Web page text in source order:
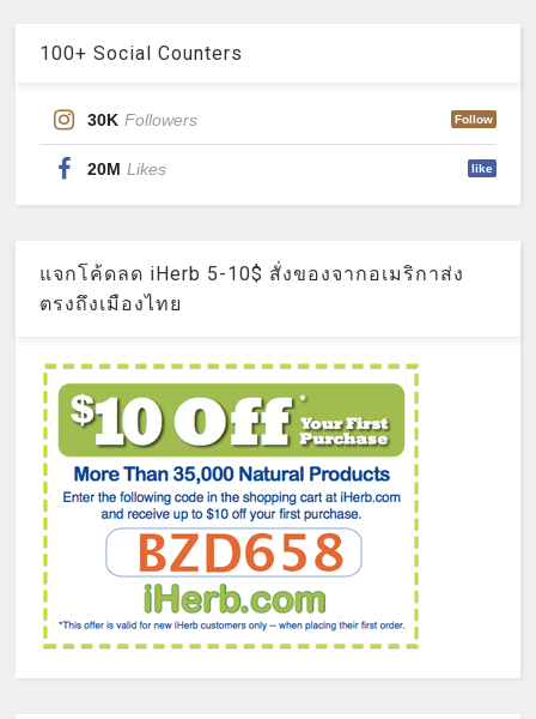
100+ Social Counters
30K Followers Follow
20M Likes like
แจกโค้ดลด iHerb 5-10$ สั่งของจากอเมริกาส่ง
ตรงถึงเมืองไทย